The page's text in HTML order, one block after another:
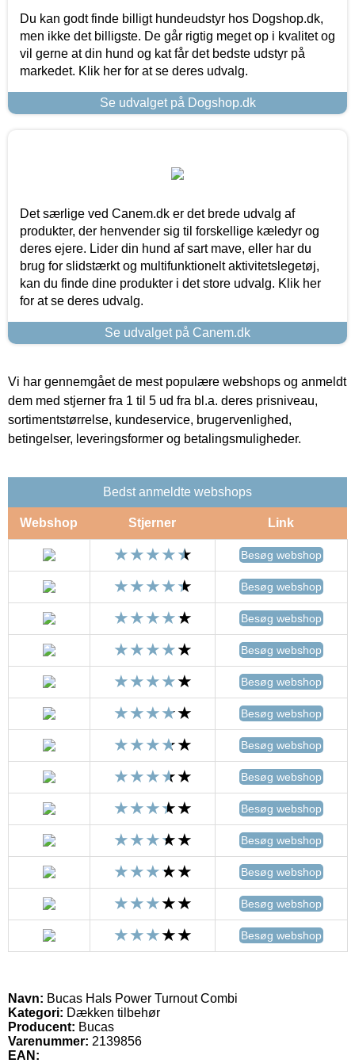
Du kan godt finde billigt hundeudstyr hos Dogshop.dk,
men ikke det billigste. De går rigtig meget op i kvalitet og
vil gerne at din hund og kat får det bedste udstyr på
markedet. Klik her for at se deres udvalg.
Se udvalget på Dogshop.dk
Det særlige ved Canem.dk er det brede udvalg af
produkter, der henvender sig til forskellige kæledyr og
deres ejere. Lider din hund af sart mave, eller har du
brug for slidstærkt og multifunktionelt aktivitetslegetøj,
kan du finde dine produkter i det store udvalg. Klik her
for at se deres udvalg.
Se udvalget på Canem.dk
Vi har gennemgået de mest populære webshops og anmeldt
dem med stjerner fra 1 til 5 ud fra bl.a. deres prisniveau,
sortimentstørrelse, kundeservice, brugervenlighed,
betingelser, leveringsformer og betalingsmuligheder.
Bedst anmeldte webshops
Webshop Stjerner Link
Besøg webshop
Besøg webshop
Besøg webshop
Besøg webshop
Besøg webshop
Besøg webshop
Besøg webshop
Besøg webshop
Besøg webshop
Besøg webshop
Besøg webshop
Besøg webshop
Besøg webshop
Navn: Bucas Hals Power Turnout Combi
Kategori: Dækken tilbehør
Producent: Bucas
Varenummer: 2139856
EAN: